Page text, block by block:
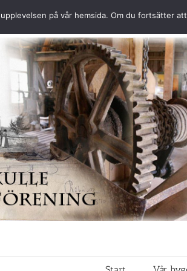
på vår hemsida. Om du fortsätter